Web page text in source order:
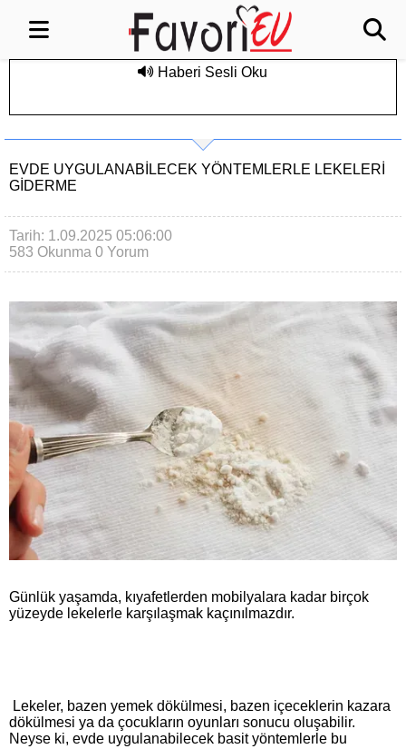
Haberi Sesli Oku
EVDE UYGULANABILECEK YÖNTEMLERLE LEKELERI
GIDERME
Tarih: 1.09.2025 05:06:00
583 Okunma 0 Yorum
Günlük yaşamda, kıyafetlerden mobilyalara kadar birçok
yüzeyde lekelerle karşılaşmak kaçınılmazdır.
Lekeler, bazen yemek dökülmesi, bazen içeceklerin kazara
dökülmesi ya da çocukların oyunları sonucu oluşabilir.
Neyse ki, evde uygulanabilecek basit yöntemlerle bu